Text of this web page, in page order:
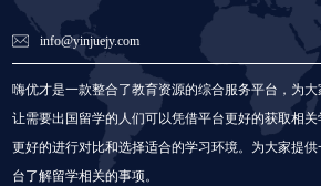
嗨优才是一款整合了教育资源的综合服务平台，为
让需要出国留学的人们可以凭借平台更好的获取相
更好的进行对比和选择适合的学习环境。为大家提
台了解留学相关的事项。
info@yinjuejy.com